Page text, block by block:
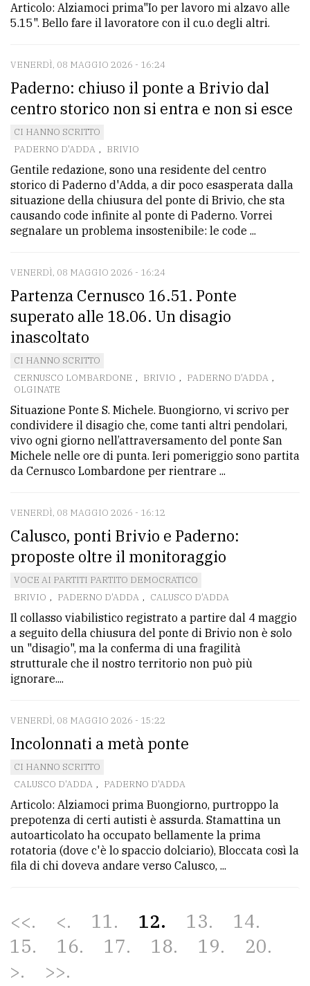
Articolo: Alziamoci prima"Io per lavoro mi alzavo alle
5.15". Bello fare il lavoratore con il cu.o degli altri.
VENERDÌ, 08 MAGGIO 2026 - 16:24
Paderno: chiuso il ponte a Brivio dal
centro storico non si entra e non si esce
CI HANNO SCRITTO
PADERNO D'ADDA , BRIVIO
Gentile redazione, sono una residente del centro
storico di Paderno d'Adda, a dir poco esasperata dalla
situazione della chiusura del ponte di Brivio, che sta
causando code infinite al ponte di Paderno. Vorrei
segnalare un problema insostenibile: le code ...
VENERDÌ, 08 MAGGIO 2026 - 16:24
Partenza Cernusco 16.51. Ponte
superato alle 18.06. Un disagio
inascoltato
CI HANNO SCRITTO
CERNUSCO LOMBARDONE , BRIVIO , PADERNO D'ADDA ,
OLGINATE
Situazione Ponte S. Michele. Buongiorno, vi scrivo per
condividere il disagio che, come tanti altri pendolari,
vivo ogni giorno nell’attraversamento del ponte San
Michele nelle ore di punta. Ieri pomeriggio sono partita
da Cernusco Lombardone per rientrare ...
VENERDÌ, 08 MAGGIO 2026 - 16:12
Calusco, ponti Brivio e Paderno:
proposte oltre il monitoraggio
VOCE AI PARTITI PARTITO DEMOCRATICO
BRIVIO , PADERNO D'ADDA , CALUSCO D'ADDA
Il collasso viabilistico registrato a partire dal 4 maggio
a seguito della chiusura del ponte di Brivio non è solo
un "disagio", ma la conferma di una fragilità
strutturale che il nostro territorio non può più
ignorare....
VENERDÌ, 08 MAGGIO 2026 - 15:22
Incolonnati a metà ponte
CI HANNO SCRITTO
CALUSCO D'ADDA , PADERNO D'ADDA
Articolo: Alziamoci prima Buongiorno, purtroppo la
prepotenza di certi autisti è assurda. Stamattina un
autoarticolato ha occupato bellamente la prima
rotatoria (dove c'è lo spaccio dolciario), Bloccata così la
fila di chi doveva andare verso Calusco, ...
<< < 11 12 13
14
15
16 17 18 19
20
>
>>